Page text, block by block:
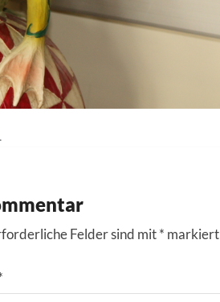
.
Felder sind mit* markiert